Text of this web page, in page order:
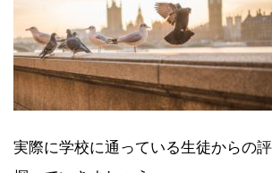
実際に学校に通っている生徒からの